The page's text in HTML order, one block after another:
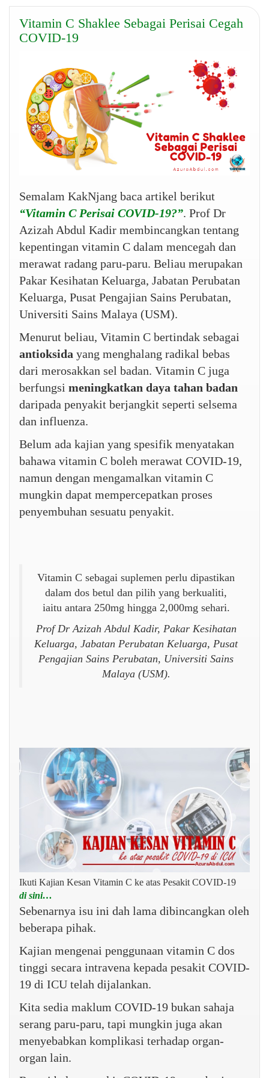
Vitamin C Shaklee Sebagai Perisai Cegah
COVID-19
Semalam KakNjang baca artikel berikut
“Vitamin C Perisai COVID-19?”. Prof Dr
Azizah Abdul Kadir membincangkan tentang
kepentingan vitamin C dalam mencegah dan
merawat radang paru-paru. Beliau merupakan
Pakar Kesihatan Keluarga, Jabatan Perubatan
Keluarga, Pusat Pengajian Sains Perubatan,
Universiti Sains Malaya (USM).
Menurut beliau, Vitamin C bertindak sebagai
antioksida yang menghalang radikal bebas
dari merosakkan sel badan. Vitamin C juga
berfungsi meningkatkan daya tahan badan
daripada penyakit berjangkit seperti selsema
dan influenza.
Belum ada kajian yang spesifik menyatakan
bahawa vitamin C boleh merawat COVID-19,
namun dengan mengamalkan vitamin C
mungkin dapat mempercepatkan proses
penyembuhan sesuatu penyakit.
Vitamin C sebagai suplemen perlu dipastikan
dalam dos betul dan pilih yang berkualiti,
iaitu antara 250mg hingga 2,000mg sehari.
Prof Dr Azizah Abdul Kadir, Pakar Kesihatan
Keluarga, Jabatan Perubatan Keluarga, Pusat
Pengajian Sains Perubatan, Universiti Sains
Malaya (USM).
Ikuti Kajian Kesan Vitamin C ke atas Pesakit COVID-19
di sini…
Sebenarnya isu ini dah lama dibincangkan oleh
beberapa pihak.
Kajian mengenai penggunaan vitamin C dos
tinggi secara intravena kepada pesakit COVID-
19 di ICU telah dijalankan.
Kita sedia maklum COVID-19 bukan sahaja
serang paru-paru, tapi mungkin juga akan
menyebabkan komplikasi terhadap organ-
organ lain.